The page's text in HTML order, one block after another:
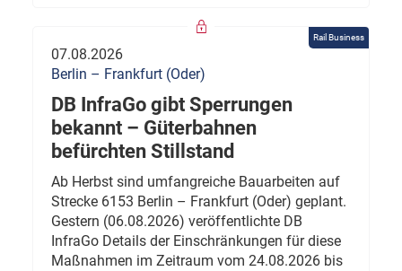
Rail Business
07.08.2026
Berlin – Frankfurt (Oder)
DB InfraGo gibt Sperrungen
bekannt – Güterbahnen
befürchten Stillstand
Ab Herbst sind umfangreiche Bauarbeiten auf
Strecke 6153 Berlin – Frankfurt (Oder) geplant.
Gestern (06.08.2026) veröffentlichte DB
InfraGo Details der Einschränkungen für diese
Maßnahmen im Zeitraum vom 24.08.2026 bis